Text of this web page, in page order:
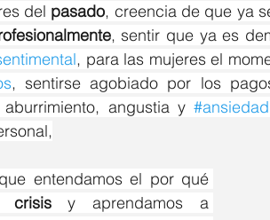
del pasado
, sentir que ya es
, para las mujeres el
, sentirse agobiado por los
angustia y #ansiedad
entendamos el por qué
crisis y aprendamos a